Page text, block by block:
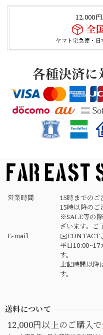
12,000
全
ヤマト宅急便・日
BLACK
2026/04/21
NAVY
2026/04/21
⑥サイズ
2026/04/17
営業時間
15時までのご
15時以降のご
※SALE等の
ざいます。ご
E-mail
✉️CONTACT
平日
す。
上記時間以降
す。
送料について
12,000円以上のご購入で